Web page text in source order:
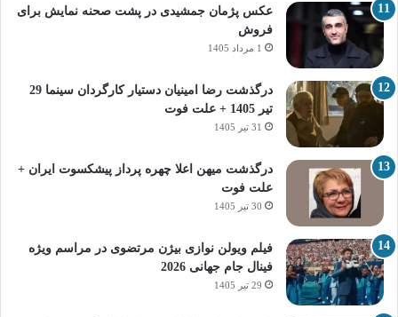
عکس پژمان جمشیدی در پشت صحنه نمایش برای
فروش
1 مرداد 1405
درگذشت رضا امینیان دستیار کارگردان سینما 29
تیر 1405 + علت فوت
31 تیر 1405
درگذشت میهن اعلا چهره پرداز پیشکسوت ایران +
علت فوت
30 تیر 1405
فیلم ویولن نوازی بیژن مرتضوی در مراسم ویژه
فینال جام جهانی 2026
29 تیر 1405